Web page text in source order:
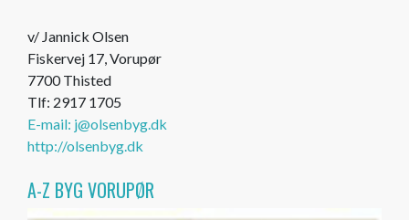
v/ Jannick Olsen
Fiskervej 17, Vorupør
7700 Thisted
Tlf: 2917 1705
E-mail: j@olsenbyg.dk
http://olsenbyg.dk
A-Z BYG VORUPØR